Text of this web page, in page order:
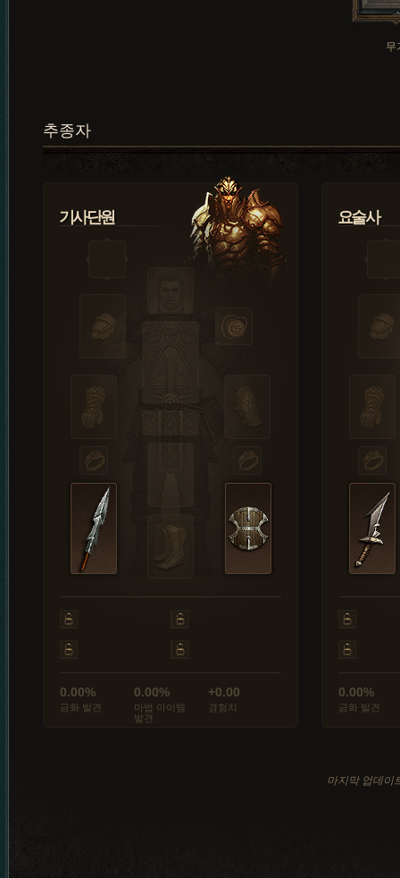
무
추종자
기사단원
0.00%
금화 발견
0.00%
마법 아이템
발견
+0.00
경험치
요술사
0.00%
금화 발견
마지막 업데이